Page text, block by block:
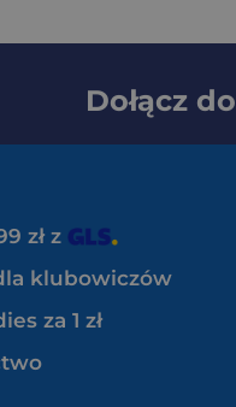
Dołącz do
zł z
klubowiczów
za 1 zł